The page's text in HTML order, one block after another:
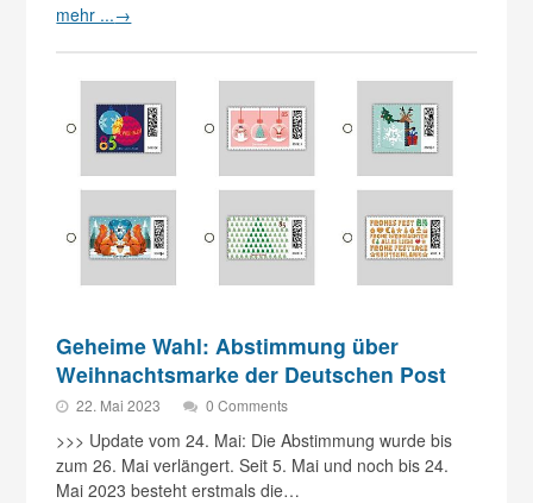
mehr ...→
Geheime Wahl: Abstimmung über
Weihnachtsmarke der Deutschen Post
22. Mai 2023 0 Comments
>>> Update vom 24. Mai: Die Abstimmung wurde bis
zum 26. Mai verlängert. Seit 5. Mai und noch bis 24.
Mai 2023 besteht erstmals die…